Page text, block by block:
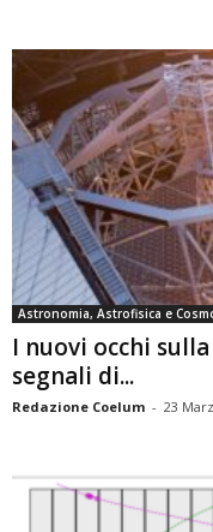
Astronomia, Astrofisica e
I nuovi occhi
segnali di...
Redazione Coelum - 23